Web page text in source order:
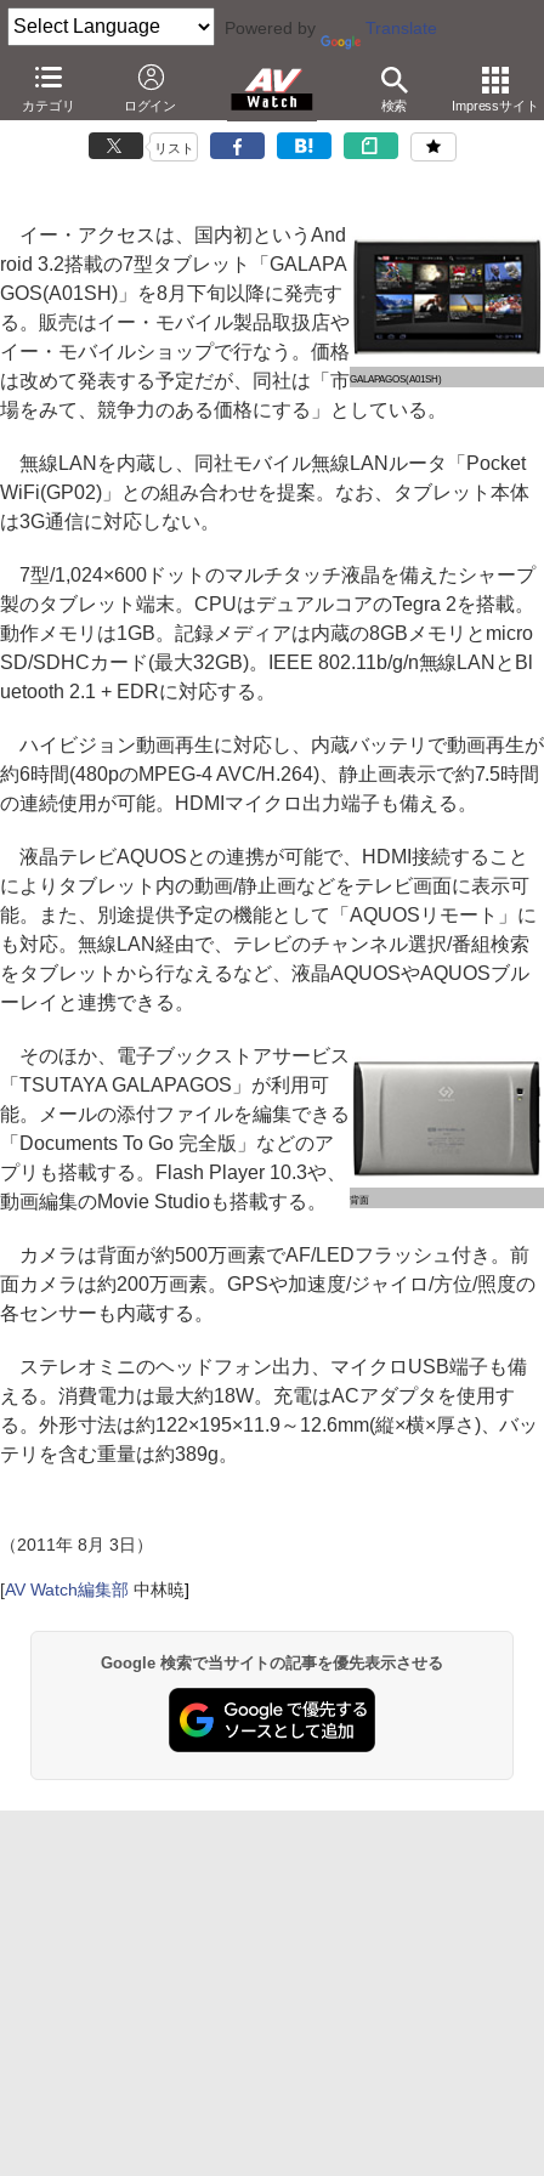
Powered by Translate
カテゴリ ログイン 検索 Impressサイト
イー・モバイル、Android 3.2の「GALAPAGOS」タブレット
－7型液晶搭載、「AQUOSリモート」でテレビと連携
リスト
GALAPAGOS(A01SH)
イー・アクセスは、国内初というAnd
roid 3.2搭載の7型タブレット「GALAPA
GOS(A01SH)」を8月下旬以降に発売す
る。販売はイー・モバイル製品取扱店や
イー・モバイルショップで行なう。価格
は改めて発表する予定だが、同社は「市
場をみて、競争力のある価格にする」としている。
無線LANを内蔵し、同社モバイル無線LANルータ「Pocket
WiFi(GP02)」との組み合わせを提案。なお、タブレット本体
は3G通信に対応しない。
7型/1,024×600ドットのマルチタッチ液晶を備えたシャープ
製のタブレット端末。CPUはデュアルコアのTegra 2を搭載。
動作メモリは1GB。記録メディアは内蔵の8GBメモリとmicro
SD/SDHCカード(最大32GB)。IEEE 802.11b/g/n無線LANとBl
uetooth 2.1 + EDRに対応する。
ハイビジョン動画再生に対応し、内蔵バッテリで動画再生が
約6時間(480pのMPEG-4 AVC/H.264)、静止画表示で約7.5時間
の連続使用が可能。HDMIマイクロ出力端子も備える。
液晶テレビAQUOSとの連携が可能で、HDMI接続すること
によりタブレット内の動画/静止画などをテレビ画面に表示可
能。また、別途提供予定の機能として「AQUOSリモート」に
も対応。無線LAN経由で、テレビのチャンネル選択/番組検索
をタブレットから行なえるなど、液晶AQUOSやAQUOSブル
ーレイと連携できる。
背面
そのほか、電子ブックストアサービス
「TSUTAYA GALAPAGOS」が利用可
能。メールの添付ファイルを編集できる
「Documents To Go 完全版」などのア
プリも搭載する。Flash Player 10.3や、
動画編集のMovie Studioも搭載する。
カメラは背面が約500万画素でAF/LEDフラッシュ付き。前
面カメラは約200万画素。GPSや加速度/ジャイロ/方位/照度の
各センサーも内蔵する。
ステレオミニのヘッドフォン出力、マイクロUSB端子も備
える。消費電力は最大約18W。充電はACアダプタを使用す
る。外形寸法は約122×195×11.9～12.6mm(縦×横×厚さ)、バッ
テリを含む重量は約389g。
（2011年 8月 3日）
[AV Watch編集部 中林暁]
Google 検索で当サイトの記事を優先表示させる